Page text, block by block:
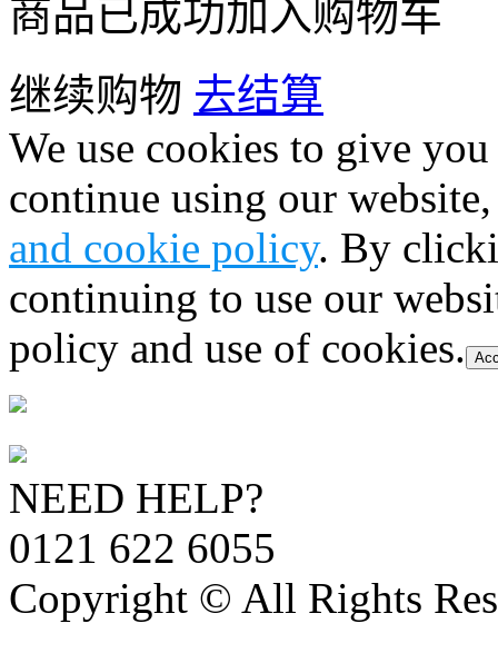
商品已成功加入购物车
继续购物 去结算
We use cookies to give
continue using our
and cookie policy. By
continuing to use our
policy and use of cookies.
NEED HELP?
0121 622 6055
Copyright © All Rights